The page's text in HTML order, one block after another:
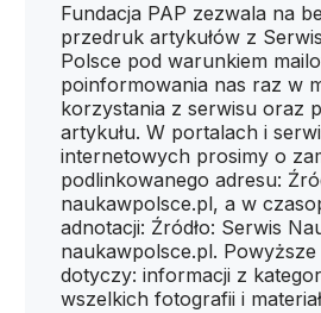
Fundacja PAP zezwala na
przedruk artykułów z
Polsce pod warunkiem
poinformowania nas raz w
korzystania z serwisu oraz
artykułu. W portalach i
internetowych prosimy o
podlinkowanego adresu:
naukawpolsce.pl, a w
adnotacji: Źródło: Serwis
naukawpolsce.pl.
dotyczy: informacji z
wszelkich fotografii i